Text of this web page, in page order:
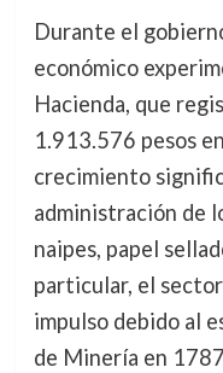
Durante el
económico
Hacienda, que
1.913.576 pesos
crecimiento
administración de
naipes, papel
particular, el
impulso debido al
de Minería en